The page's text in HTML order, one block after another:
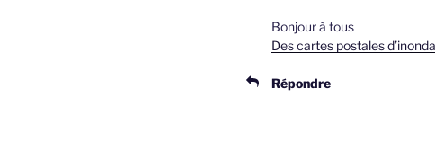
Bonjour à tous
Des cartes postales
Répondre